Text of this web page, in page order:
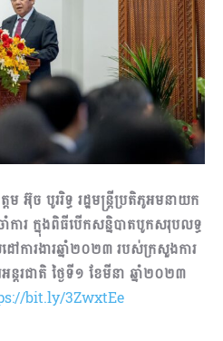
អ៊ុច បូររិទ្ធ រដ្ឋមន្ត្រីប្រតិភូអមនាយក
ចាំការ ក្នុងពិធីបើកសន្និបាតបូកសរុបលទ្ធ
ការងារឆ្នាំ២០២៣ របស់ក្រសួងការ
តរជាតិ ថ្ងៃទី១ ខែមីនា ឆ្នាំ២០២៣
bit.ly/3ZwxtEe